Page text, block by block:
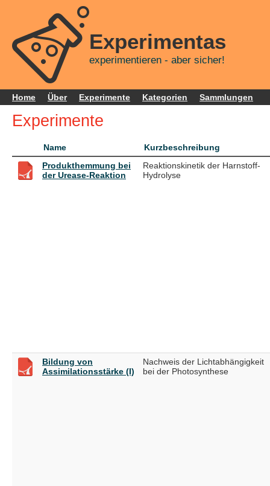
Experimentas
experimentieren - aber sicher!
Home Über Experimente Kategorien Sammlungen
Experimente
Name
Kurzbeschreibung
Produkthemmung bei
der Urease-Reaktion
Reaktionskinetik der Harnstoff-
Hydrolyse
Bildung von
Assimilationsstärke (I)
Nachweis der Lichtabhängigkeit
bei der Photosynthese